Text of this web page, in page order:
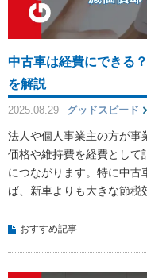
中古車は経費にできる
を解説
2025.08.29 グッドスピード
法人や個人事業主の方が事
価格や維持費を経費として
につながります。特に中古
ば、新車よりも大きな節税
おすすめ記事